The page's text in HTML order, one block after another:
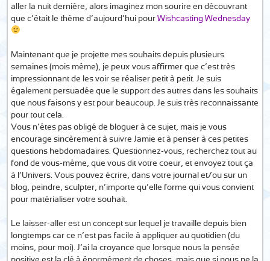
aller la nuit dernière, alors imaginez mon sourire en découvrant
que c’était le thème d’aujourd’hui pourWishcasting Wednesday
Maintenant que je projette mes souhaits depuis plusieurs
semaines (mois même), je peux vous affirmer que c’est très
impressionnant de les voir se réaliser petit à petit. Je suis
également persuadée que le support des autres dans les souhaits
que nous faisons y est pour beaucoup. Je suis très reconnaissante
pour tout cela.
Vous n’êtes pas obligé de bloguer à ce sujet, mais je vous
encourage sincèrement à suivre Jamie et à penser à ces petites
questions hebdomadaires. Questionnez-vous, recherchez tout au
fond de vous-même, que vous dit votre coeur, et envoyez tout ça
à l’Univers. Vous pouvez écrire, dans votre journal et/ou sur un
blog, peindre, sculpter, n’importe qu’elle forme qui vous convient
pour matérialiser votre souhait.
Le laisser-aller est un concept sur lequel je travaille depuis bien
longtemps car ce n’est pas facile à appliquer au quotidien (du
moins, pour moi). J’ai la croyance que lorsque nous la pensée